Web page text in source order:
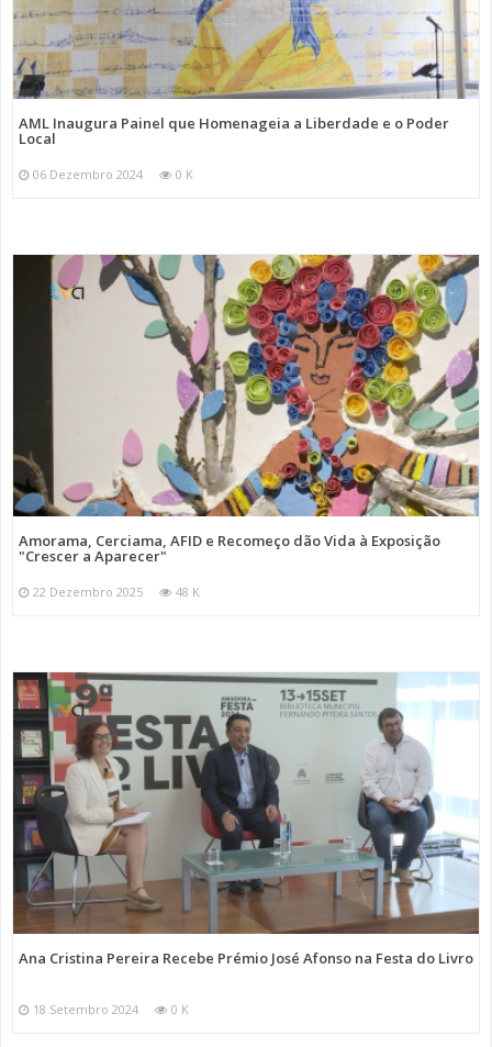
AML Inaugura Painel que Homenageia a Liberdade e o Poder
Local
06 Dezembro 2024 0 K
Amorama, Cerciama, AFID e Recomeço dão Vida à Exposição
"Crescer a Aparecer"
22 Dezembro 2025 48 K
Ana Cristina Pereira Recebe Prémio José Afonso na Festa do Livro
18 Setembro 2024 0 K